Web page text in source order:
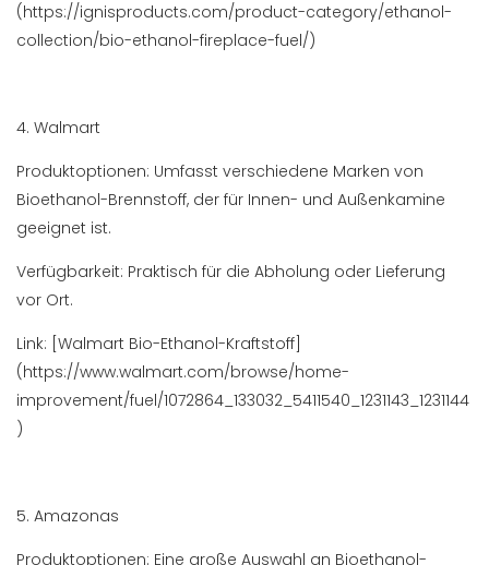
(https://ignisproducts.com/product-category/ethanol-
collection/bio-ethanol-fireplace-fuel/)
4. Walmart
Produktoptionen: Umfasst verschiedene Marken von
Bioethanol-Brennstoff, der für Innen- und Außenkamine
geeignet ist.
Verfügbarkeit: Praktisch für die Abholung oder Lieferung
vor Ort.
Link: [Walmart Bio-Ethanol-Kraftstoff]
(https://www.walmart.com/browse/home-
improvement/fuel/1072864_133032_5411540_1231143_1231144
)
5. Amazonas
Produktoptionen: Eine große Auswahl an Bioethanol-